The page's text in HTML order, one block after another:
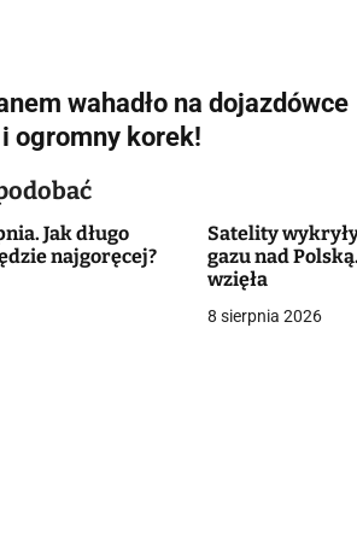
wahadło na dojazdówce
ogromny korek!
Jak długo
najgoręcej?
Satelity
gazu nad
wzięła
8 sierpnia 2026